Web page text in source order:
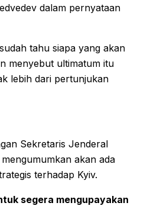
dalam pernyataan
tahu siapa yang akan
menyebut ultimatum itu
lebih dari pertunjukan
Sekretaris Jenderal
akan ada
terhadap Kyiv.
segera mengupayakan